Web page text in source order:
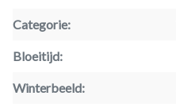
Categorie
Bloeitijd
Winterbeeld